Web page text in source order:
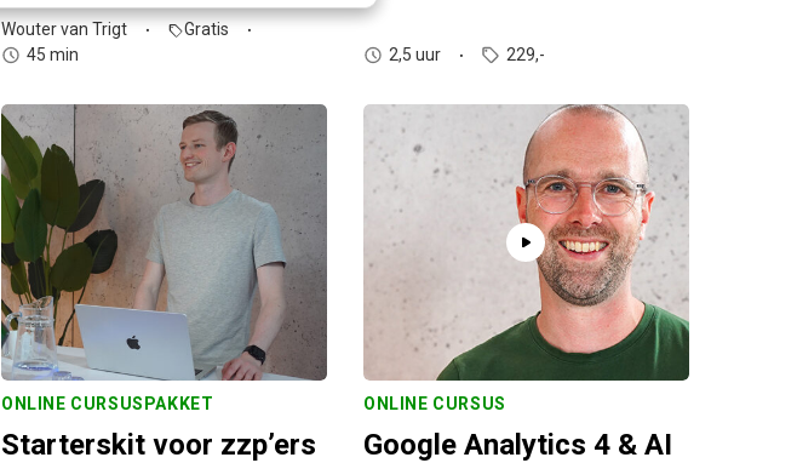
Wouter van Trigt sellGratis
45 min
2,5 uur 229,-
ONLINE CURSUSPAKKET
Starterskit voor zzp’ers
ONLINE CURSUS
Google Analytics 4 & AI